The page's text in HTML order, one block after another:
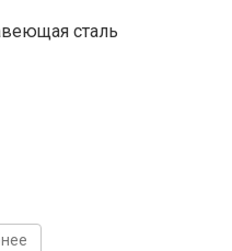
сталь
для приготовлении